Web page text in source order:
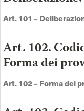
Art.101 –
Art. 102.
Forma dei
Art.102 –Forma dei